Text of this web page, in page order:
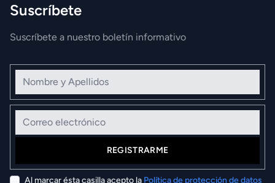
Suscríbete
Suscríbete a nuestro boletín informativo
Nombre y Apellidos
Correo electrónico
REGISTRARME
Al marcar ésta casilla acepto la Política de protección de datos